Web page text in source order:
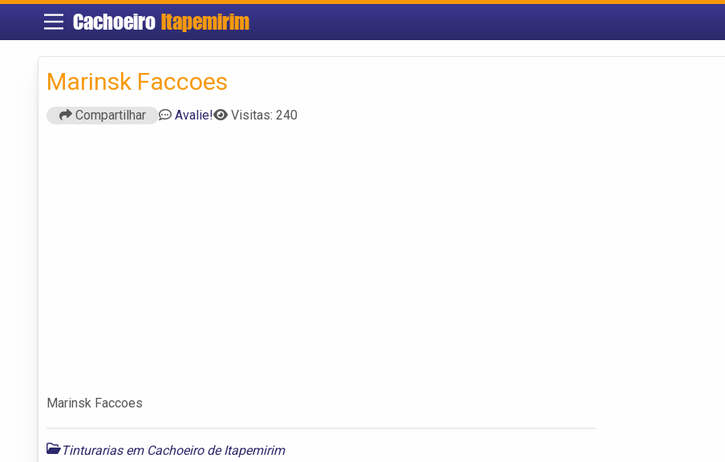
Cachoeiro Itapemirim
Marinsk Faccoes
Compartilhar Avalie! Visitas: 240
Marinsk Faccoes
Tinturarias em Cachoeiro de Itapemirim